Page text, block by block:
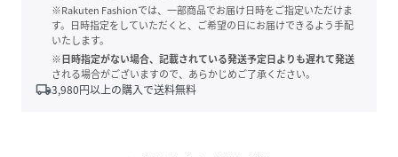
※Rakuten Fashionでは、一部商品でお届け日時をご指定いただけま
す。日時指定をしていただくと、ご希望の日にお届けできるよう手配
いたします。
※日時指定がない場合、記載されている発送予定日よりも遅れて発送
される場合がございますので、あらかじめご了承ください。
local_shipping3,980円以上の購入で送料無料